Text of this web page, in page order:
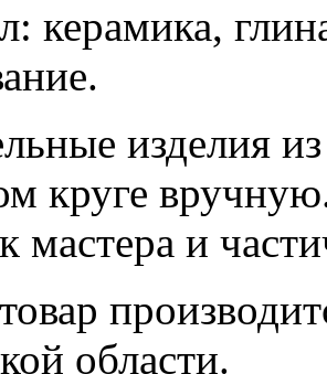
керамика,
изделия
круге
мастера и
области.